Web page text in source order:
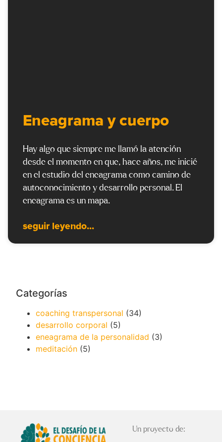
Eneagrama y cuerpo
Hay algo que siempre me llamó la atención
desde el momento en que, hace años, me inicié
en el estudio del eneagrama como camino de
autoconocimiento y desarrollo personal. El
eneagrama es un mapa.
seguir leyendo...
Categorías
coaching transpersonal (34)
desarrollo corporal (5)
eneagrama de la personalidad (3)
meditación (5)
Un proyecto de: